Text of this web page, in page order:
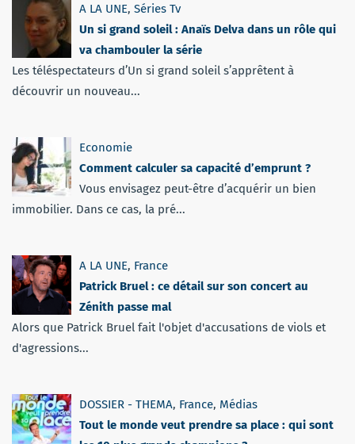
A LA UNE, Séries Tv
Un si grand soleil : Anaïs Delva dans un rôle qui
va chambouler la série
Les téléspectateurs d’Un si grand soleil s’apprêtent à
découvrir un nouveau...
Economie
Comment calculer sa capacité d’emprunt ?
Vous envisagez peut-être d’acquérir un bien
immobilier. Dans ce cas, la pré...
A LA UNE, France
Patrick Bruel : ce détail sur son concert au
Zénith passe mal
Alors que Patrick Bruel fait l'objet d'accusations de viols et
d'agressions...
DOSSIER - THEMA, France, Médias
Tout le monde veut prendre sa place : qui sont